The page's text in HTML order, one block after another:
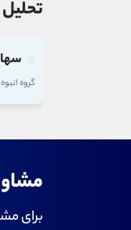
گروه
برای